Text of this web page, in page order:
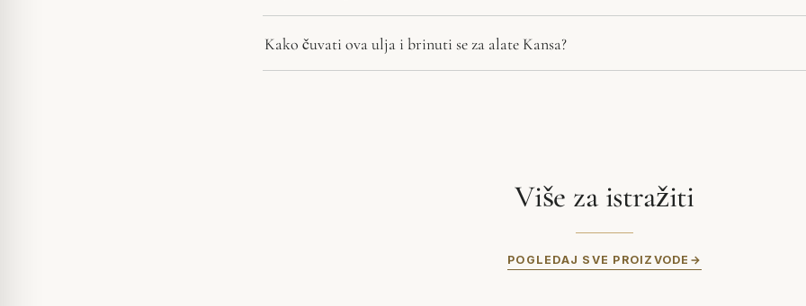
Kako čuvati ova ulja i brinuti se za alate Kansa?
Više za istražiti
POGLEDAJ SVE PROIZVODE